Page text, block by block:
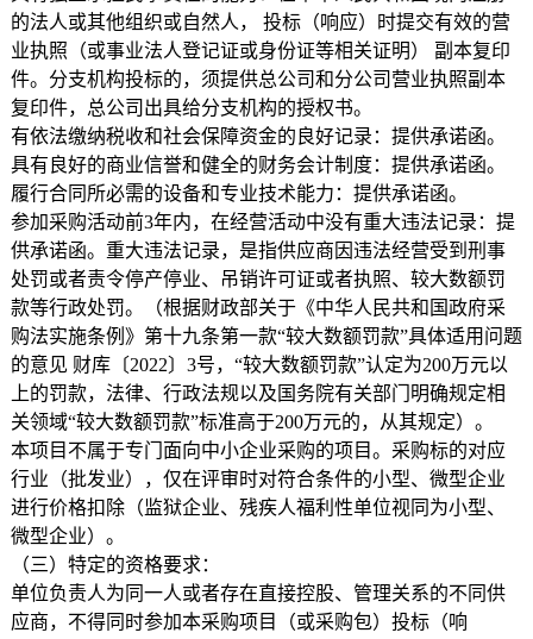
的法人或其他组织或自然人， 投标（响应）时提交有效的营
业执照（或事业法人登记证或身份证等相关证明） 副本复印
件。分支机构投标的，须提供总公司和分公司营业执照副本
复印件，总公司出具给分支机构的授权书。
有依法缴纳税收和社会保障资金的良好记录：提供承诺函。
具有良好的商业信誉和健全的财务会计制度：提供承诺函。
履行合同所必需的设备和专业技术能力：提供承诺函。
参加采购活动前3年内，在经营活动中没有重大违法记录：提
供承诺函。重大违法记录，是指供应商因违法经营受到刑事
处罚或者责令停产停业、吊销许可证或者执照、较大数额罚
款等行政处罚。（根据财政部关于《中华人民共和国政府采
购法实施条例》第十九条第一款“较大数额罚款”具体适用问题
的意见 财库〔2022〕3号，“较大数额罚款”认定为200万元以
上的罚款，法律、行政法规以及国务院有关部门明确规定相
关领域“较大数额罚款”标准高于200万元的，从其规定）。
本项目不属于专门面向中小企业采购的项目。采购标的对应
行业（批发业），仅在评审时对符合条件的小型、微型企业
进行价格扣除（监狱企业、残疾人福利性单位视同为小型、
微型企业）。
（三）特定的资格要求：
单位负责人为同一人或者存在直接控股、管理关系的不同供
应商，不得同时参加本采购项目（或采购包）投标（响